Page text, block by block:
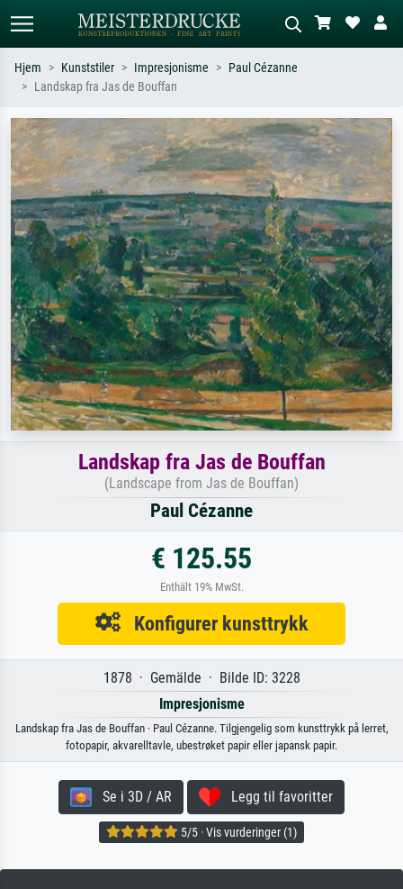
Søk etter kunstner, tittel eller stil – for
eksempel Monet, Stjernenatt,
impresjonisme, Hokusai-bølgen, akt.
Beskriv scenen – for eksempel grønn
eng, abstrakt med mye rødt, mørkt
oljemaleri, stående akt ved et tre.
Hjem Kunststiler Impresjonisme
Paul Cézanne
Landskap fra Jas de Bouffan
Landskap fra Jas de Bouffan
(Landscape from Jas de Bouffan)
Paul Cézanne
€ 125.55
Enthält 19% MwSt.
Konfigurer kunsttrykk
1878 · Gemälde · Bilde ID: 3228
Impresjonisme
Landskap fra Jas de Bouffan · Paul Cézanne. Tilgjengelig som kunsttrykk på lerret,
fotopapir, akvarelltavle, ubestrøket papir eller japansk papir.
Se i 3D / AR Legg til favoritter
5/5 · Vis vurderinger (1)